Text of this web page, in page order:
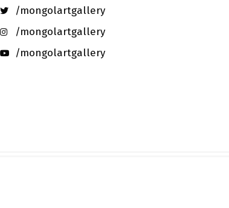
/mongolartgallery
/mongolartgallery
/mongolartgallery